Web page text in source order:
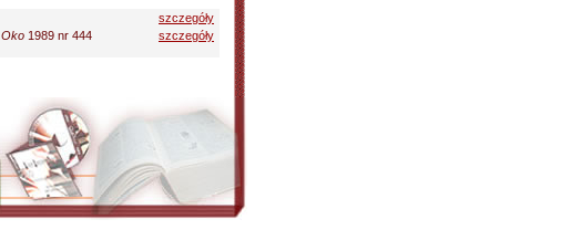
szczegóły
Oko 1989 nr 444
szczegóły